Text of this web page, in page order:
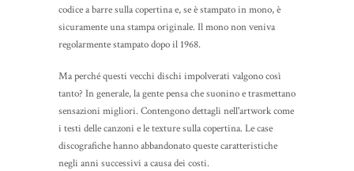
codice a barre sulla copertina e, se è stampato in mono, è
sicuramente una stampa originale. Il mono non veniva
regolarmente stampato dopo il 1968.
Ma perché questi vecchi dischi impolverati valgono così
tanto? In generale, la gente pensa che suonino e trasmettano
sensazioni migliori. Contengono dettagli nell'artwork come
i testi delle canzoni e le texture sulla copertina. Le case
discografiche hanno abbandonato queste caratteristiche
negli anni successivi a causa dei costi.